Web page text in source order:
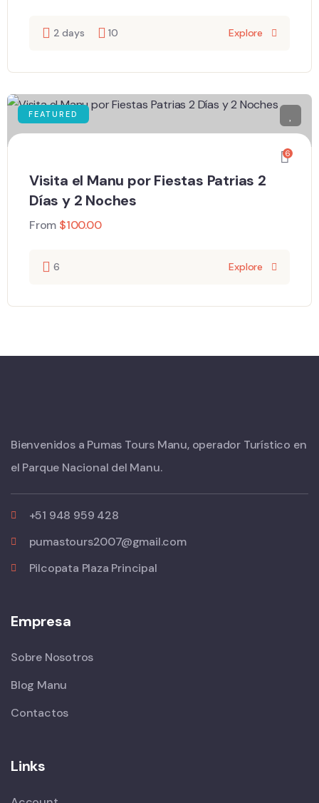
2 days 10 Explore
FEATURED
6
Visita el Manu por Fiestas Patrias 2
Días y 2 Noches
From $100.00
6 Explore
Bienvenidos a Pumas Tours Manu, operador Turístico en
el Parque Nacional del Manu.
+51 948 959 428
pumastours2007@gmail.com
Pilcopata Plaza Principal
Empresa
Sobre Nosotros
Blog Manu
Contactos
Links